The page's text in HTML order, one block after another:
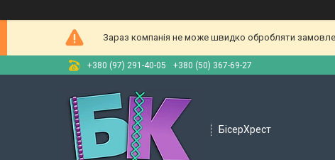
Зараз компанія не може швидко обробляти
+380 (97) 291-40-05 +380 (50) 367-69-27
БісерХрест